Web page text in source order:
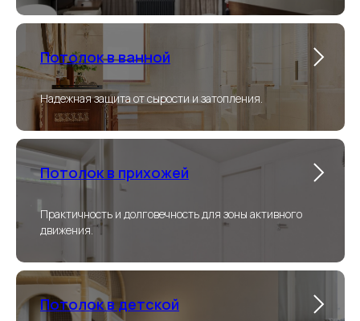
Потолок в ванной
Надежная защита от сырости и затопления.
Потолок в прихожей
Практичность и долговечность для зоны активного
движения.
Потолок в детской